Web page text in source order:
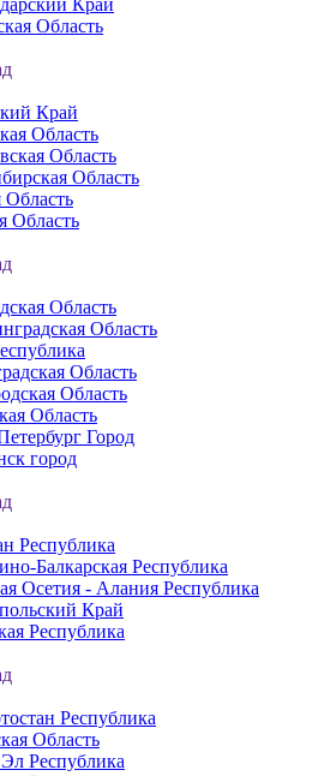
Край
Область
Край
Область
Область
Область
Область
Область
Область
Область
Область
Область
Город
город
Республика
Балкарская Республика
Осетия - Алания Республика
Край
Республика
Республика
Область
Республика